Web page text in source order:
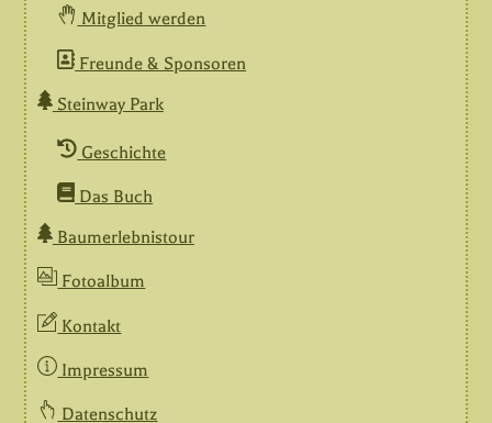
Mitglied werden
Freunde & Sponsoren
Steinway Park
Geschichte
Das Buch
Baumerlebnistour
Fotoalbum
Kontakt
Impressum
Datenschutz